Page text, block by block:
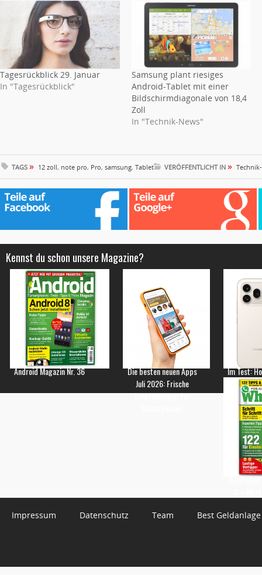
Tagesrückblick 29. Januar
In "Tagesrückblick"
Samsung plant riesiges
Android-Tablet mit einer
Bildschirmdiagonale von 18,4
Zoll
In "Technik-News"
TAGS » 12 zoll, note pro, Pro, samsung, Tablet VERÖFFENTLICHT IN »
Kennst du schon unsere Magazine?
Android Magazin Nr. 36
Die besten neuen Apps
Juli 2026: Frische
Empfehlungen für
Im Test:
Impressum Datenschutz Team Best Geldanlage